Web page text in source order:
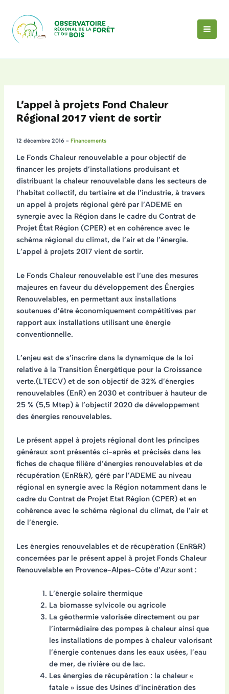
contenu
L’appel à projets Fond Chaleur
Régional 2017 vient de sortir
12 décembre 2016 - Financements
Le Fonds Chaleur renouvelable a pour objectif de
financer les projets d’installations produisant et
distribuant la chaleur renouvelable dans les secteurs de
l’habitat collectif, du tertiaire et de l’industrie, à travers
un appel à projets régional géré par l’ADEME en
synergie avec la Région dans le cadre du Contrat de
Projet État Région (CPER) et en cohérence avec le
schéma régional du climat, de l’air et de l’énergie.
L’appel à projets 2017 vient de sortir.
Le Fonds Chaleur renouvelable est l’une des mesures
majeures en faveur du développement des Énergies
Renouvelables, en permettant aux installations
soutenues d’être économiquement compétitives par
rapport aux installations utilisant une énergie
conventionnelle.
L’enjeu est de s’inscrire dans la dynamique de la loi
relative à la Transition Énergétique pour la Croissance
verte.(LTECV) et de son objectif de 32% d’énergies
renouvelables (EnR) en 2030 et contribuer à hauteur de
25 % (5,5 Mtep) à l’objectif 2020 de développement
des énergies renouvelables.
Le présent appel à projets régional dont les principes
généraux sont présentés ci-après et précisés dans les
fiches de chaque filière d’énergies renouvelables et de
récupération (EnR&R), géré par l’ADEME au niveau
régional en synergie avec la Région notamment dans le
cadre du Contrat de Projet Etat Région (CPER) et en
cohérence avec le schéma régional du climat, de l’air et
de l’énergie.
Les énergies renouvelables et de récupération (EnR&R)
concernées par le présent appel à projet Fonds Chaleur
Renouvelable en Provence-Alpes-Côte d’Azur sont :
L’énergie solaire thermique
La biomasse sylvicole ou agricole
La géothermie valorisée directement ou par
l’intermédiaire des pompes à chaleur ainsi que
les installations de pompes à chaleur valorisant
l’énergie contenues dans les eaux usées, l’eau
de mer, de rivière ou de lac.
Les énergies de récupération : la chaleur «
fatale » issue des Usines d’incinération des